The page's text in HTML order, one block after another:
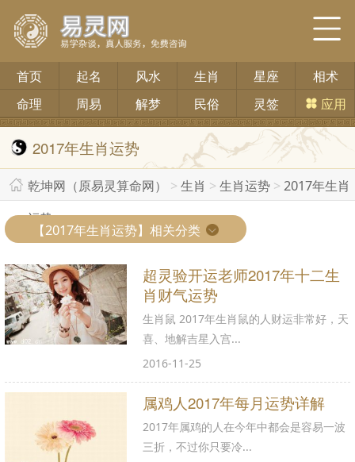
首页 起名 风水 生肖 星座
相术
命理
周易 解梦 民俗 灵签 应用
2017年生肖运势
乾坤网（原易灵算命网） >生肖 >生肖运势 >2017年生肖
运势>
【2017年生肖运势】相关分类
超灵验开运老师2017年十二生
肖财气运势
生肖鼠 2017年生肖鼠的人财运非常好，天
喜、地解吉星入宫...
2016-11-25
属鸡人2017年每月运势详解
2017年属鸡的人在今年中都会是容易一波
三折，不过你只要冷...